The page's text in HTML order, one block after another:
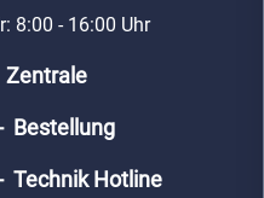
8:00 - 16:00 Uhr
Hotline